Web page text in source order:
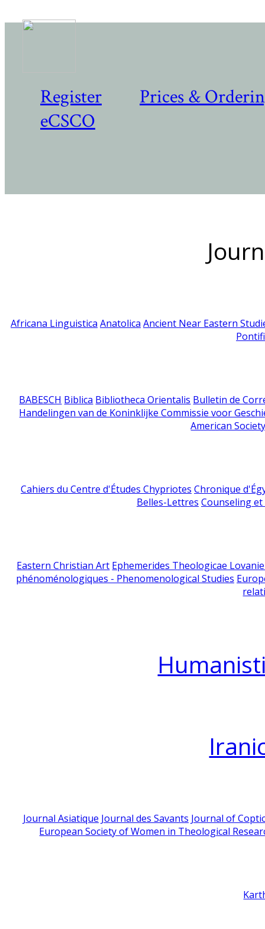
Register
Prices &
eCSCO
Africana Linguistica Anatolica Ancient Near Eastern
BABESCH Biblica Bibliotheca Orientalis Bulletin de
Handelingen van de Koninklijke Commissie voor
American
Cahiers du Centre d'Études Chypriotes Chronique
Belles-Lettres Counseling
Eastern Christian Art Ephemerides Theologicae
phénoménologiques - Phenomenological Studies
Journal Asiatique Journal des Savants Journal of
European Society of Women in Theological